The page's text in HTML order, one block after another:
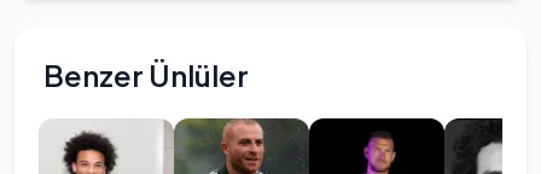
Benzer Ünlüler